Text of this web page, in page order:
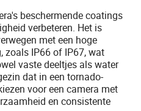
beschermende coatings
verbeteren. Het is
met een hoge
zoals IP66 of IP67, wat
vaste deeltjes als water
dat in een tornado-
voor een camera met
en consistente